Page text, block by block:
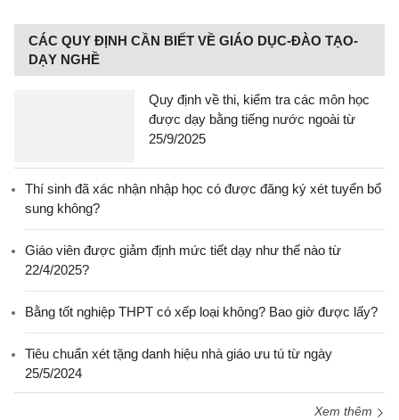
CÁC QUY ĐỊNH CẦN BIẾT VỀ GIÁO DỤC-ĐÀO TẠO-
DẠY NGHỀ
Quy định về thi, kiểm tra các môn học
được dạy bằng tiếng nước ngoài từ
25/9/2025
Thí sinh đã xác nhận nhập học có được đăng ký xét tuyển bổ
sung không?
Giáo viên được giảm định mức tiết dạy như thế nào từ
22/4/2025?
Bằng tốt nghiệp THPT có xếp loại không? Bao giờ được lấy?
Tiêu chuẩn xét tặng danh hiệu nhà giáo ưu tú từ ngày
25/5/2024
Xem thêm